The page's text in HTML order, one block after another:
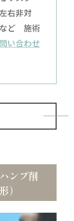
右非対
など 施術
い合わせ
ンプ削
）